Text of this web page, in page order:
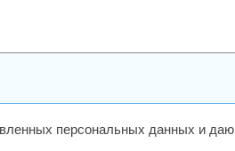
персональных данных и даю